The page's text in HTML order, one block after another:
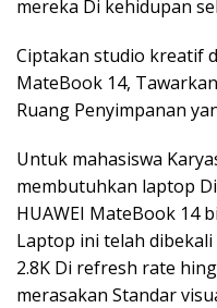
mereka Di kehidupan
Ciptakan studio kreatif
MateBook 14,
Ruang Penyimpanan
Untuk mahasiswa
membutuhkan laptop
HUAWEI MateBook 14
Laptop ini telah
2.8K Di refresh rate
merasakan Standar